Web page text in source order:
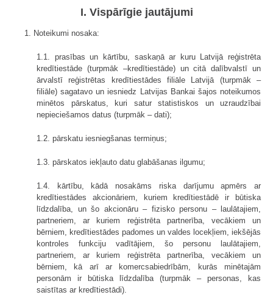
I. Vispārīgie jautājumi
1. Noteikumi nosaka:
1.1. prasības un kārtību, saskaņā ar kuru Latvijā reģistrēta
kredītiestāde (turpmāk –kredītiestāde) un citā dalībvalstī un
ārvalstī reģistrētas kredītiestādes filiāle Latvijā (turpmāk –
filiāle) sagatavo un iesniedz Latvijas Bankai šajos noteikumos
minētos pārskatus, kuri satur statistiskos un uzraudzībai
nepieciešamos datus (turpmāk – dati);
1.2. pārskatu iesniegšanas termiņus;
1.3. pārskatos iekļauto datu glabāšanas ilgumu;
1.4. kārtību, kādā nosakāms riska darījumu apmērs ar
kredītiestādes akcionāriem, kuriem kredītiestādē ir būtiska
līdzdalība, un šo akcionāru – fizisko personu – laulātajiem,
partneriem, ar kuriem reģistrēta partnerība, vecākiem un
bērniem, kredītiestādes padomes un valdes locekļiem, iekšējās
kontroles funkciju vadītājiem, šo personu laulātajiem,
partneriem, ar kuriem reģistrēta partnerība, vecākiem un
bērniem, kā arī ar komercsabiedrībām, kurās minētajām
personām ir būtiska līdzdalība (turpmāk – personas, kas
saistītas ar kredītiestādi).